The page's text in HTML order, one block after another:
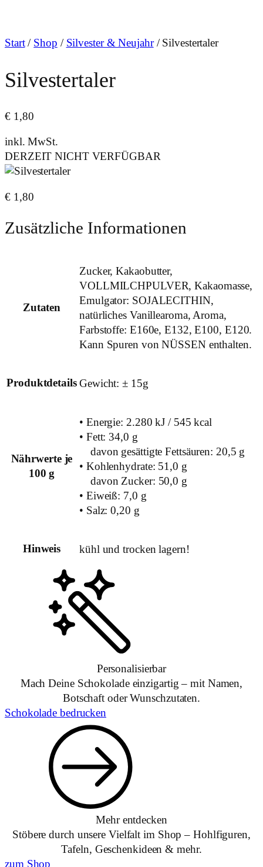
Start/ Shop / Silvester & Neujahr/ Silvestertaler
Silvestertaler
€1,80
inkl. MwSt.
DERZEIT NICHT VERFÜGBAR
€1,80
Zusätzliche Informationen
Zutaten
Zucker, Kakaobutter,
VOLLMILCHPULVER, Kakaomasse,
Emulgator: SOJALECITHIN,
natürliches Vanillearoma, Aroma,
Farbstoffe: E160e, E132, E100, E120.
Kann Spuren von NÜSSEN enthalten.
Produktdetails Gewicht: ± 15g
Nährwerte je
100 g
• Energie: 2.280 kJ / 545 kcal
• Fett: 34,0 g
davon gesättigte Fettsäuren: 20,5 g
• Kohlenhydrate: 51,0 g
davon Zucker: 50,0 g
• Eiweiß: 7,0 g
• Salz: 0,20 g
Hinweis kühl und trocken lagern!
Personalisierbar
Mach Deine Schokolade einzigartig – mit Namen,
Botschaft oder Wunschzutaten.
Schokolade bedrucken
Mehr entdecken
Stöbere durch unsere Vielfalt im Shop – Hohlfiguren,
Tafeln, Geschenkideen & mehr.
zum Shop